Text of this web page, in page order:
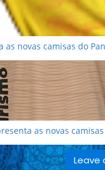
Leave
as novas camisas do
as novas